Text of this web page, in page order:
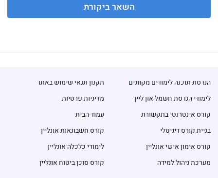
השאר ביקורת
תקנון תנאי שימוש באתר
מדיניות פרטיות
עמוד הבית
הנדסת תוכנה לימודים מקוונים
לימודי הנדסת חשמל און ליין
קורס אינטרנטי בתקשורת
קורס חשבונאות אונליין
לימודי כלכלה אונליין
קורס סוכן ביטוח אונליין
בניית קורס דיגיטלי
קורס אימון אישי אונליין
מערכת ניהול למידה